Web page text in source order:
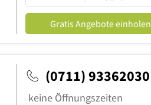
Gratis Angebote einholen
(0711) 93362030
keine Öffnungszeiten